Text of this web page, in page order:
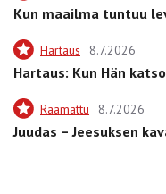
Kun maailma tuntuu
Hartaus 8.7.2026
Hartaus: Kun Hän
Raamattu 8.7.2026
Juudas – Jeesuksen